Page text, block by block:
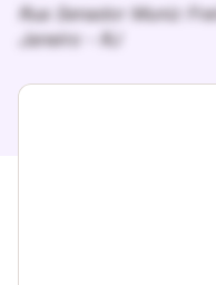
Rua Senador Muniz
Janeiro - RJ